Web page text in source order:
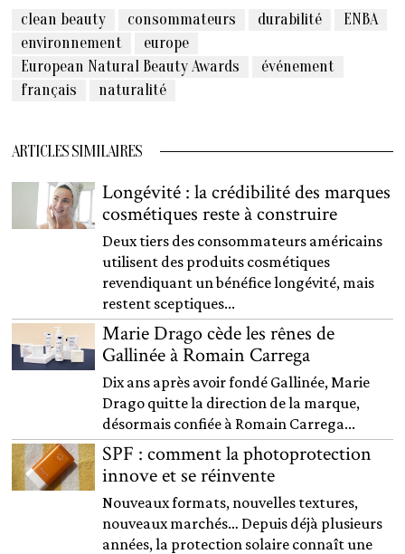
clean beauty consommateurs durabilité
ENBA
environnement
europe
European Natural Beauty Awards
événement
français
naturalité
ARTICLES SIMILAIRES
Longévité : la crédibilité des marques
cosmétiques reste à construire
Deux tiers des consommateurs américains
utilisent des produits cosmétiques
revendiquant un bénéfice longévité, mais
restent sceptiques...
Marie Drago cède les rênes de
Gallinée à Romain Carrega
Dix ans après avoir fondé Gallinée, Marie
Drago quitte la direction de la marque,
désormais confiée à Romain Carrega...
SPF : comment la photoprotection
innove et se réinvente
Nouveaux formats, nouvelles textures,
nouveaux marchés… Depuis déjà plusieurs
années, la protection solaire connaît une